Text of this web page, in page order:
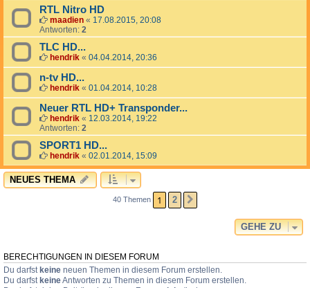
RTL Nitro HD
maadien « 17.08.2015, 20:08
Antworten: 2
TLC HD...
hendrik « 04.04.2014, 20:36
n-tv HD...
hendrik « 01.04.2014, 10:28
Neuer RTL HD+ Transponder...
hendrik « 12.03.2014, 19:22
Antworten: 2
SPORT1 HD...
hendrik « 02.01.2014, 15:09
NEUES THEMA
40 Themen 1 2
GEHE ZU
BERECHTIGUNGEN IN DIESEM FORUM
Du darfst keine neuen Themen in diesem Forum erstellen.
Du darfst keineAntworten zu Themen in diesem Forum erstellen.